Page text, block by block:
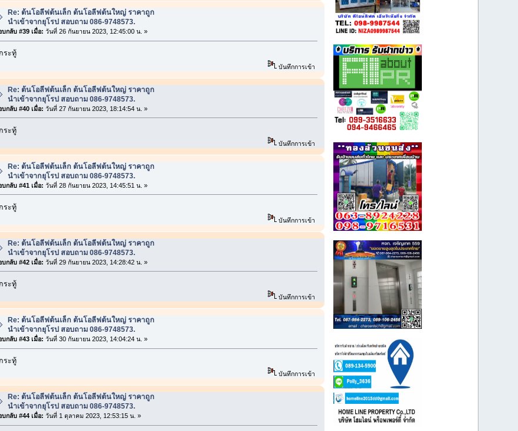
Re: ต้นโอลีฟต้นเล็ก ต้นโอลีฟต้นใหญ่ ราคาถูก
นำเข้าจากยุโรป สอบถาม 086-9748573.
บกลับ #39 เมื่อ: วันที่ 26 กันยายน 2023, 12:45:00 น. »
ระทู้
บันทึกการเข้า
Re: ต้นโอลีฟต้นเล็ก ต้นโอลีฟต้นใหญ่ ราคาถูก
นำเข้าจากยุโรป สอบถาม 086-9748573.
บกลับ #40 เมื่อ: วันที่ 27 กันยายน 2023, 18:14:54 น. »
ระทู้
บันทึกการเข้า
Re: ต้นโอลีฟต้นเล็ก ต้นโอลีฟต้นใหญ่ ราคาถูก
นำเข้าจากยุโรป สอบถาม 086-9748573.
บกลับ #41 เมื่อ: วันที่ 28 กันยายน 2023, 14:45:51 น. »
ระทู้
บันทึกการเข้า
Re: ต้นโอลีฟต้นเล็ก ต้นโอลีฟต้นใหญ่ ราคาถูก
นำเข้าจากยุโรป สอบถาม 086-9748573.
บกลับ #42 เมื่อ: วันที่ 29 กันยายน 2023, 14:28:42 น. »
ระทู้
บันทึกการเข้า
Re: ต้นโอลีฟต้นเล็ก ต้นโอลีฟต้นใหญ่ ราคาถูก
นำเข้าจากยุโรป สอบถาม 086-9748573.
บกลับ #43 เมื่อ: วันที่ 30 กันยายน 2023, 14:04:24 น. »
ระทู้
บันทึกการเข้า
Re: ต้นโอลีฟต้นเล็ก ต้นโอลีฟต้นใหญ่ ราคาถูก
นำเข้าจากยุโรป สอบถาม 086-9748573.
บกลับ #44 เมื่อ: วันที่ 1 ตุลาคม 2023, 12:53:15 น. »